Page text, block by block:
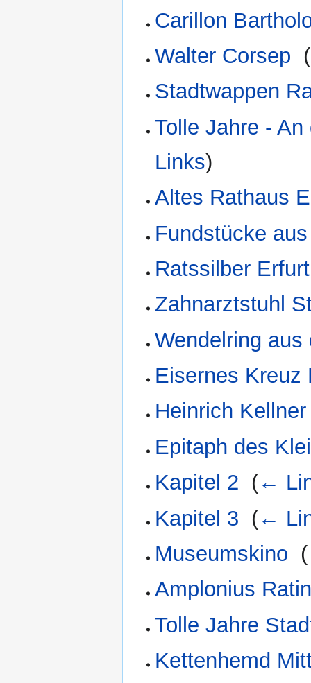
Carillon
Walter Corsep (
Stadtwappen
Tolle Jahre -
Links)
Altes Rathaus
Fundstücke
Ratssilber Erfurt
Zahnarztstuhl
Wendelring
Eisernes Kreuz
Heinrich
Epitaph des
Kapitel 2 (←
Kapitel 3 (←
Museumskino (
Amplonius
Tolle Jahre
Kettenhemd